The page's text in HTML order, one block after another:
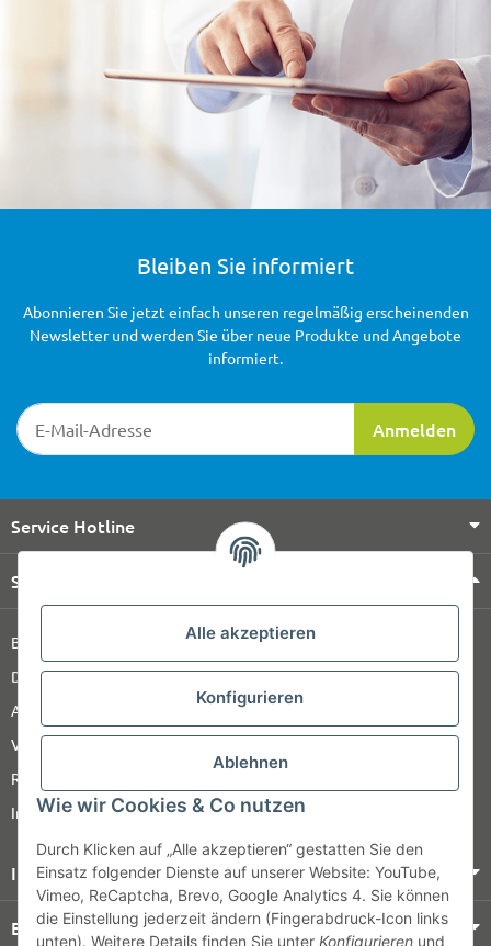
Alle akzeptieren
Konfigurieren
Ablehnen
Wie wir Cookies & Co nutzen
Durch Klicken auf „Alle akzeptieren“ gestatten Sie den
Einsatz folgender Dienste auf unserer Website: YouTube,
Vimeo, ReCaptcha, Brevo, Google Analytics 4. Sie können
die Einstellung jederzeit ändern (Fingerabdruck-Icon links
unten). Weitere Details finden Sie unter Konfigurieren und
Bleiben Sie informiert
Newsletter-Registrierung
Anmelden
Abonnieren Sie jetzt einfach unseren regelmäßig erscheinenden
Newsletter und werden Sie über neue Produkte und Angebote
informiert.
Service Hotline
Shop Service
Barrierefreiheitserklärung
Datenschutz
AGB
Versandinformationen
Retour
Impressum
Informationen
Bezahlung & Versand